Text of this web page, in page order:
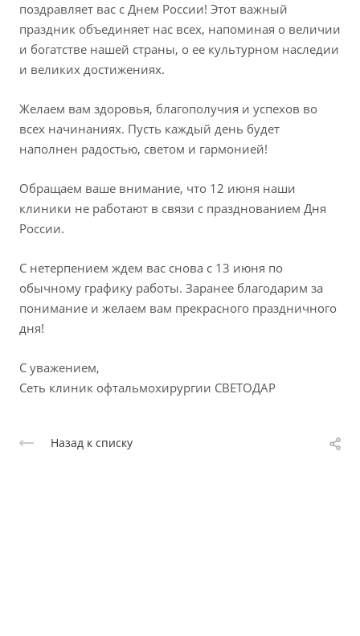
поздравляет вас с Днем России! Этот важный
праздник объединяет нас всех, напоминая о величии
и богатстве нашей страны, о ее культурном наследии
и великих достижениях.
Желаем вам здоровья, благополучия и успехов во
всех начинаниях. Пусть каждый день будет
наполнен радостью, светом и гармонией!
Обращаем ваше внимание, что 12 июня наши
клиники не работают в связи с празднованием Дня
России.
С нетерпением ждем вас снова с 13 июня по
обычному графику работы. Заранее благодарим за
понимание и желаем вам прекрасного праздничного
дня!
С уважением,
Сеть клиник офтальмохирургии СВЕТОДАР
Назад к списку